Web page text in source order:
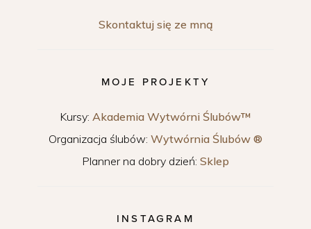
Skontaktuj się ze mną
MOJE PROJEKTY
Kursy: Akademia Wytwórni Ślubów™
Organizacja ślubów: Wytwórnia Ślubów ®
Planner na dobry dzień: Sklep
INSTAGRAM